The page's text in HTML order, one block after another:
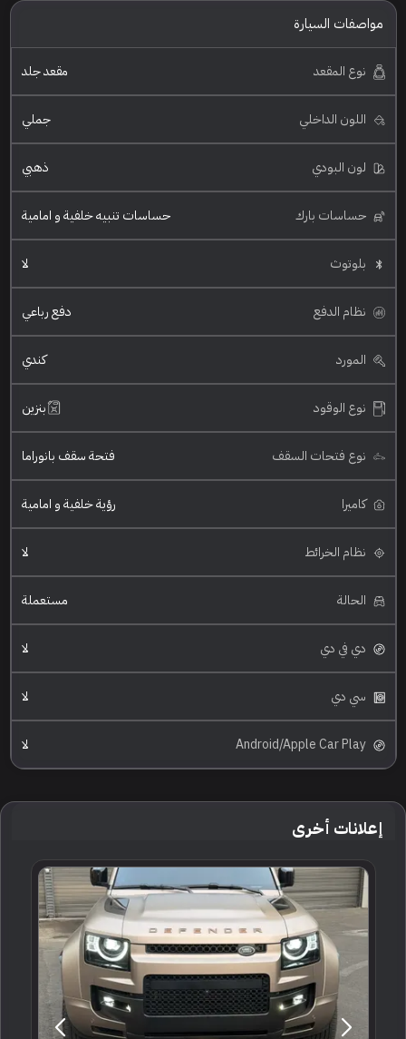
مواصفات السيارة
نوع المقعد مقعد جلد
اللون الداخلي جملي
لون البودي ذهبي
حساسات بارك حساسات تنبيه خلفية و امامية
بلوتوث لا
نظام الدفع دفع رباعي
المورد كندي
نوع الوقود بنزين
نوع فتحات السقف فتحة سقف بانوراما
كاميرا رؤية خلفية و امامية
نظام الخرائط لا
الحالة مستعملة
دي في دي لا
سي دي لا
Android/Apple Car Play لا
إعلانات أخرى